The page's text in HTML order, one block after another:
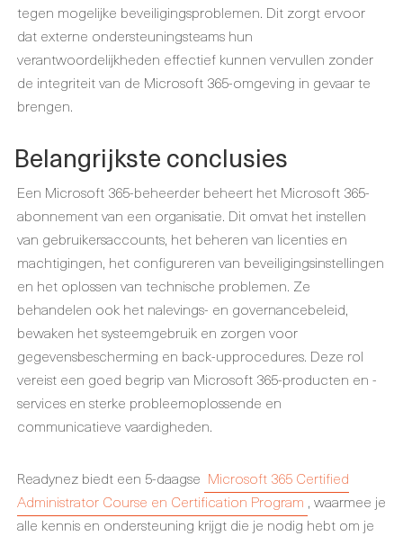
tegen mogelijke beveiligingsproblemen. Dit zorgt ervoor
dat externe ondersteuningsteams hun
verantwoordelijkheden effectief kunnen vervullen zonder
de integriteit van de Microsoft 365-omgeving in gevaar te
brengen.
Belangrijkste conclusies
Een Microsoft 365-beheerder beheert het Microsoft 365-
abonnement van een organisatie. Dit omvat het instellen
van gebruikersaccounts, het beheren van licenties en
machtigingen, het configureren van beveiligingsinstellingen
en het oplossen van technische problemen. Ze
behandelen ook het nalevings- en governancebeleid,
bewaken het systeemgebruik en zorgen voor
gegevensbescherming en back-upprocedures. Deze rol
vereist een goed begrip van Microsoft 365-producten en -
services en sterke probleemoplossende en
communicatieve vaardigheden.
Readynez biedt een 5-daagse Microsoft 365 Certified
Administrator Course en Certification Program , waarmee je
alle kennis en ondersteuning krijgt die je nodig hebt om je